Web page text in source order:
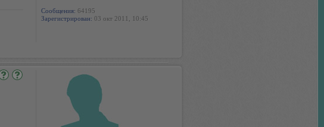
Сообщения: 64195
Зарегистрирован: 03 окт 2011, 10:45